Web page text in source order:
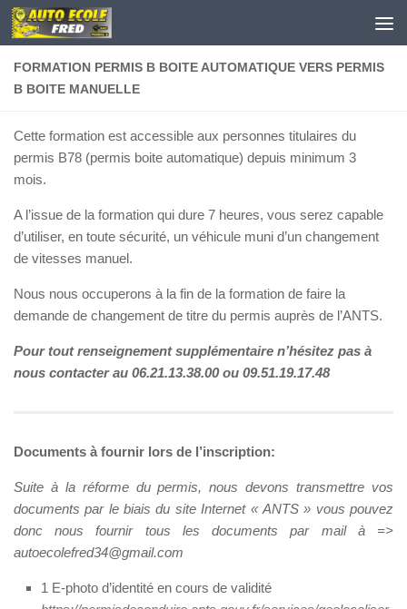
Skip to content
FORMATION PERMIS B BOITE AUTOMATIQUE VERS PERMIS
B BOITE MANUELLE
Cette formation est accessible aux personnes titulaires du
permis B78 (permis boite automatique) depuis minimum 3
mois.
A l’issue de la formation qui dure 7 heures, vous serez capable
d’utiliser, en toute sécurité, un véhicule muni d’un changement
de vitesses manuel.
Nous nous occuperons à la fin de la formation de faire la
demande de changement de titre du permis auprès de l’ANTS.
Pour tout renseignement supplémentaire n’hésitez pas à
nous contacter au 06.21.13.38.00 ou 09.51.19.17.48
Documents à fournir lors de l’inscription:
Suite à la réforme du permis, nous devons transmettre vos
documents par le biais du site Internet « ANTS » vous pouvez
donc nous fournir tous les documents par mail à =>
autoecolefred34@gmail.com
1 E-photo d’identité en cours de validité